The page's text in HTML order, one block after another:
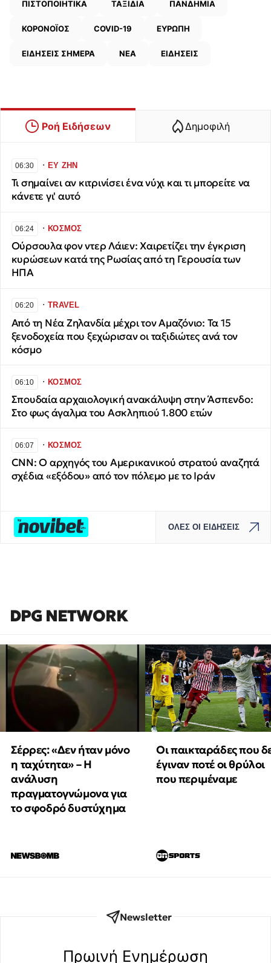
ΠΙΣΤΟΠΟΙΗΤΙΚΑ ΤΑΞΙΔΙΑ ΠΑΝΔΗΜΙΑ
ΚΟΡΟΝΟΪΟΣ COVID-19 ΕΥΡΩΠΗ
ΕΙΔΗΣΕΙΣ ΣΗΜΕΡΑ ΝΕΑ ΕΙΔΗΣΕΙΣ
Ροή Ειδήσεων Δημοφιλή
06:30 ∙ΕΥ ΖΗΝ
Τι σημαίνει αν κιτρινίσει ένα νύχι και τι μπορείτε να
κάνετε γι' αυτό
06:24 ∙ΚΟΣΜΟΣ
Ούρσουλα φον ντερ Λάιεν: Χαιρετίζει την έγκριση
κυρώσεων κατά της Ρωσίας από τη Γερουσία των
ΗΠΑ
06:20 ∙TRAVEL
Από τη Νέα Ζηλανδία μέχρι τον Αμαζόνιο: Τα 15
ξενοδοχεία που ξεχώρισαν οι ταξιδιώτες ανά τον
κόσμο
06:10 ∙ΚΟΣΜΟΣ
Σπουδαία αρχαιολογική ανακάλυψη στην Άσπενδο:
Στο φως άγαλμα του Ασκληπιού 1.800 ετών
06:07 ∙ΚΟΣΜΟΣ
CNN: Ο αρχηγός του Αμερικανικού στρατού αναζητά
σχέδια «εξόδου» από τον πόλεμο με το Ιράν
ΟΛΕΣ ΟΙ ΕΙΔΗΣΕΙΣ
DPG NETWORK
Σέρρες: «Δεν ήταν μόνο
η ταχύτητα» – Η
ανάλυση
πραγματογνώμονα για
το σφοδρό δυστύχημα
Οι παικταράδες που
έγιναν ποτέ οι θρύλοι
που περιμέναμε
Newsletter
Πρωινή Eνημέρωση